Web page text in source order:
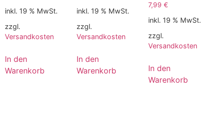
inkl. 19 % MwSt.
zzgl.
Versandkosten
In den
Warenkorb
inkl. 19 % MwSt.
zzgl.
Versandkosten
In den
Warenkorb
7,99 €
inkl. 19 % MwSt.
zzgl.
Versandkosten
In den
Warenkorb